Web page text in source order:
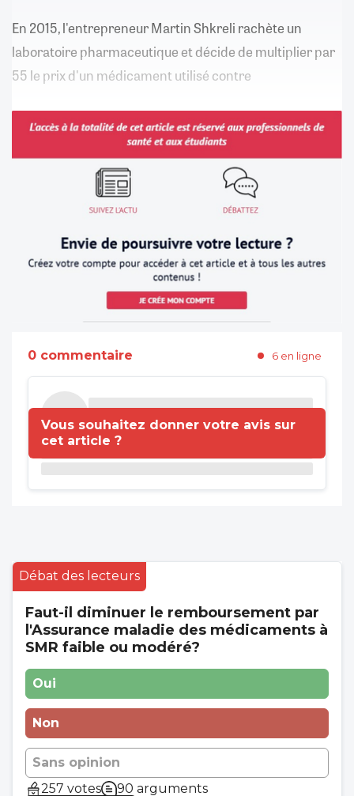
En 2015, l'entrepreneur Martin Shkreli rachète un
laboratoire pharmaceutique et décide de multiplier par
55 le prix d'un médicament utilisé contre
0 commentaire 6 en ligne
Vous souhaitez donner votre avis sur
cet article ?
Débat des lecteurs
Faut-il diminuer le remboursement par
l'Assurance maladie des médicaments à
SMR faible ou modéré?
Oui
Non
Sans opinion
257 votes
90 arguments